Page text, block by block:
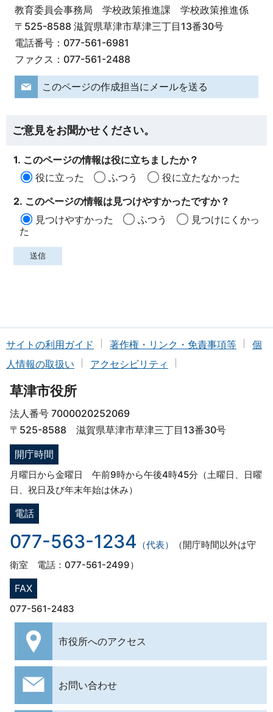
教育委員会事務局 学校政策推進課 学校政策推進係
〒525-8588 滋賀県草津市草津三丁目13番30号
電話番号：077-561-6981
ファクス：077-561-2488
このページの作成担当にメールを送る
ご意見をお聞かせください。
1. このページの情報は役に立ちましたか？
役に立った
ふつう
役に立たなかった
2. このページの情報は見つけやすかったですか？
見つけやすかった
ふつう
見つけにくかっ
た
サイトの利用ガイド 著作権・リンク・免責事項等
個
人情報の取扱い
アクセシビリティ
草津市役所
法人番号 7000020252069
〒525-8588 滋賀県草津市草津三丁目13番30号
開庁時間
月曜日から金曜日 午前9時から午後4時45分（土曜日、日曜
日、祝日及び年末年始は休み）
電話
077-563-1234 （代表）
（開庁時間以外は守
衛室 電話：077-561-2499）
FAX
077-561-2483
市役所へのアクセス
お問い合わせ